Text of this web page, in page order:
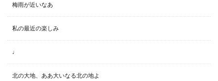
梅雨が近いなあ
私の最近の楽しみ
♩
北の大地、ああ大いなる北の地よ